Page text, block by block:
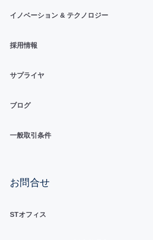
イノベーション & テクノロジー
採用情報
サプライヤ
ブログ
一般取引条件
お問合せ
STオフィス